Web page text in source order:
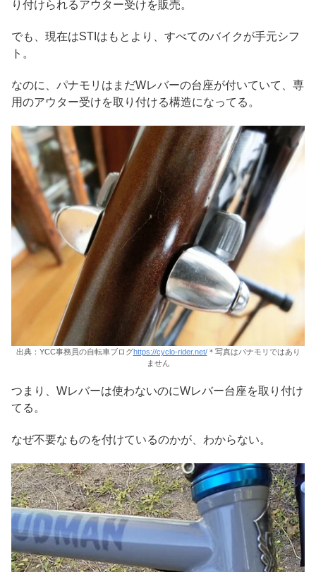
り付けられるアウター受けを販売。
でも、現在はSTIはもとより、すべてのバイクが手元シフ
ト。
なのに、パナモリはまだWレバーの台座が付いていて、専
用のアウター受けを取り付ける構造になってる。
出典：YCC事務員の自転車ブログhttps://cyclo-rider.net/＊写真はパナモリではあり
ません
つまり、Wレバーは使わないのにWレバー台座を取り付け
てる。
なぜ不要なものを付けているのかが、わからない。